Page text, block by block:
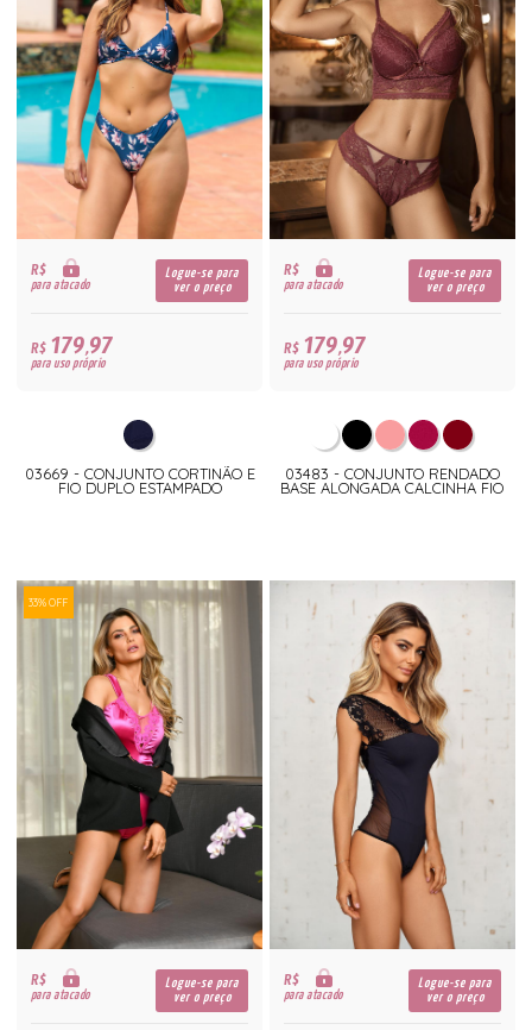
R$
para atacado
Logue-se para
ver o preço
R$179,97
para uso próprio
03669 - CONJUNTO CORTINÃO E
FIO DUPLO ESTAMPADO
R$
para atacado
Logue-se para
ver o preço
R$179,97
para uso próprio
03483 - CONJUNTO RENDADO
BASE ALONGADA CALCINHA FIO
33% OFF
R$
para atacado
Logue-se para
ver o preço
R$
para atacado
Logue-se para
ver o preço